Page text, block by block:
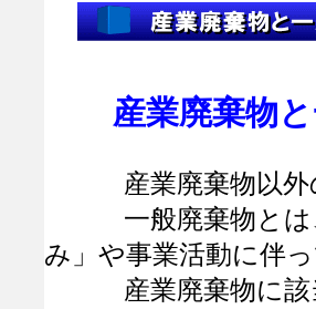
産業廃棄物
産業廃棄物以外の
一般廃棄物とは、
み」や事業活動に伴
産業廃棄物に該当